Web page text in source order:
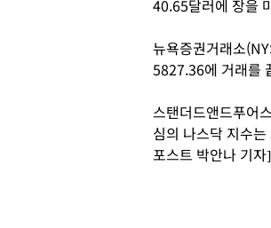
40.65달러에 장을
뉴욕증권거래소
5827.36에 거래를
스탠더드앤드푸어
심의 나스닥 지수
포스트 박안나 기자]